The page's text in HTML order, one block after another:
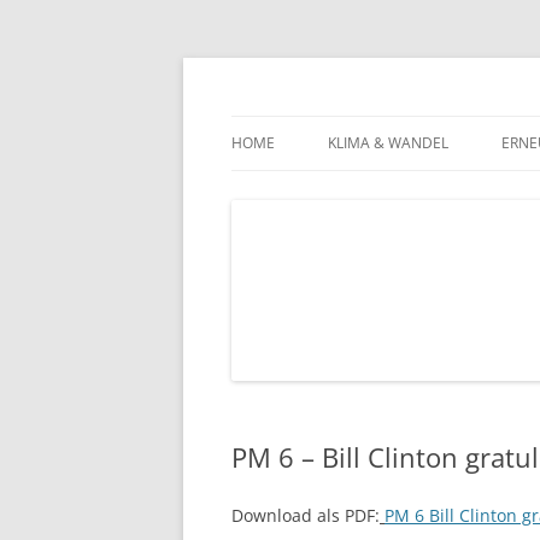
Zum
HOME KLIMA & WANDEL
PM 6 – Bill Clinton
Download als PDF: PM 6 Bill Clinton